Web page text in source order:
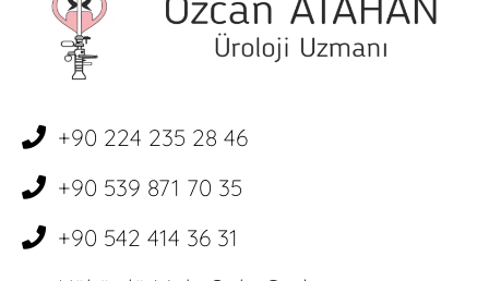
+90 224 235 28 46
+90 539 871 70 35
+90 542 414 36 31